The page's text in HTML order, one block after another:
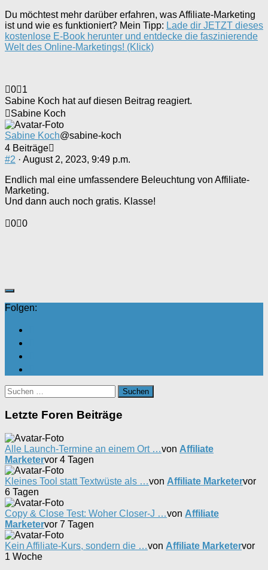
Du möchtest mehr darüber erfahren, was Affiliate-Marketing
ist und wie es funktioniert? Mein Tipp: Lade dir JETZT dieses
kostenlose E-Book herunter und entdecke die faszinierende
Welt des Online-Marketings! (Klick)
Anklicken
für
Daumen
nach
unten.
0
Anklicken
für
Daumen
nach
oben.
1
Sabine Koch hat auf diesen Beitrag reagiert.
Sabine Koch
Sabine Koch@sabine-koch
4 Beiträge
#2 · August 2, 2023, 9:49 p.m.
Endlich mal eine umfassendere Beleuchtung von Affiliate-
Marketing.
Und dann auch noch gratis. Klasse!
Anklicken
0 Anklicken
0
Folgen:
Suchen
nach:
Letzte Foren Beiträge
Alle Launch-Termine an einem Ort …von Affiliate
Marketervor 4 Tagen
Kleines Tool statt Textwüste als …von Affiliate Marketervor
6 Tagen
Copy & Close Test: Woher Closer-J …von Affiliate
Marketervor 7 Tagen
Kein Affiliate-Kurs, sondern die …von Affiliate Marketervor
1 Woche